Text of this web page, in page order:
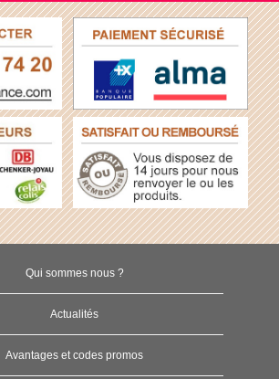
Qui sommes nous ?
Actualités
Avantages et codes promos